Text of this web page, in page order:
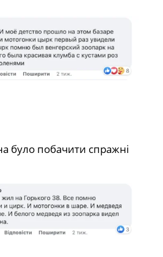
було побачити спражні